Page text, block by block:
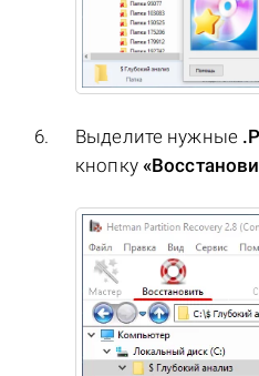
Выделите нужные
кнопку